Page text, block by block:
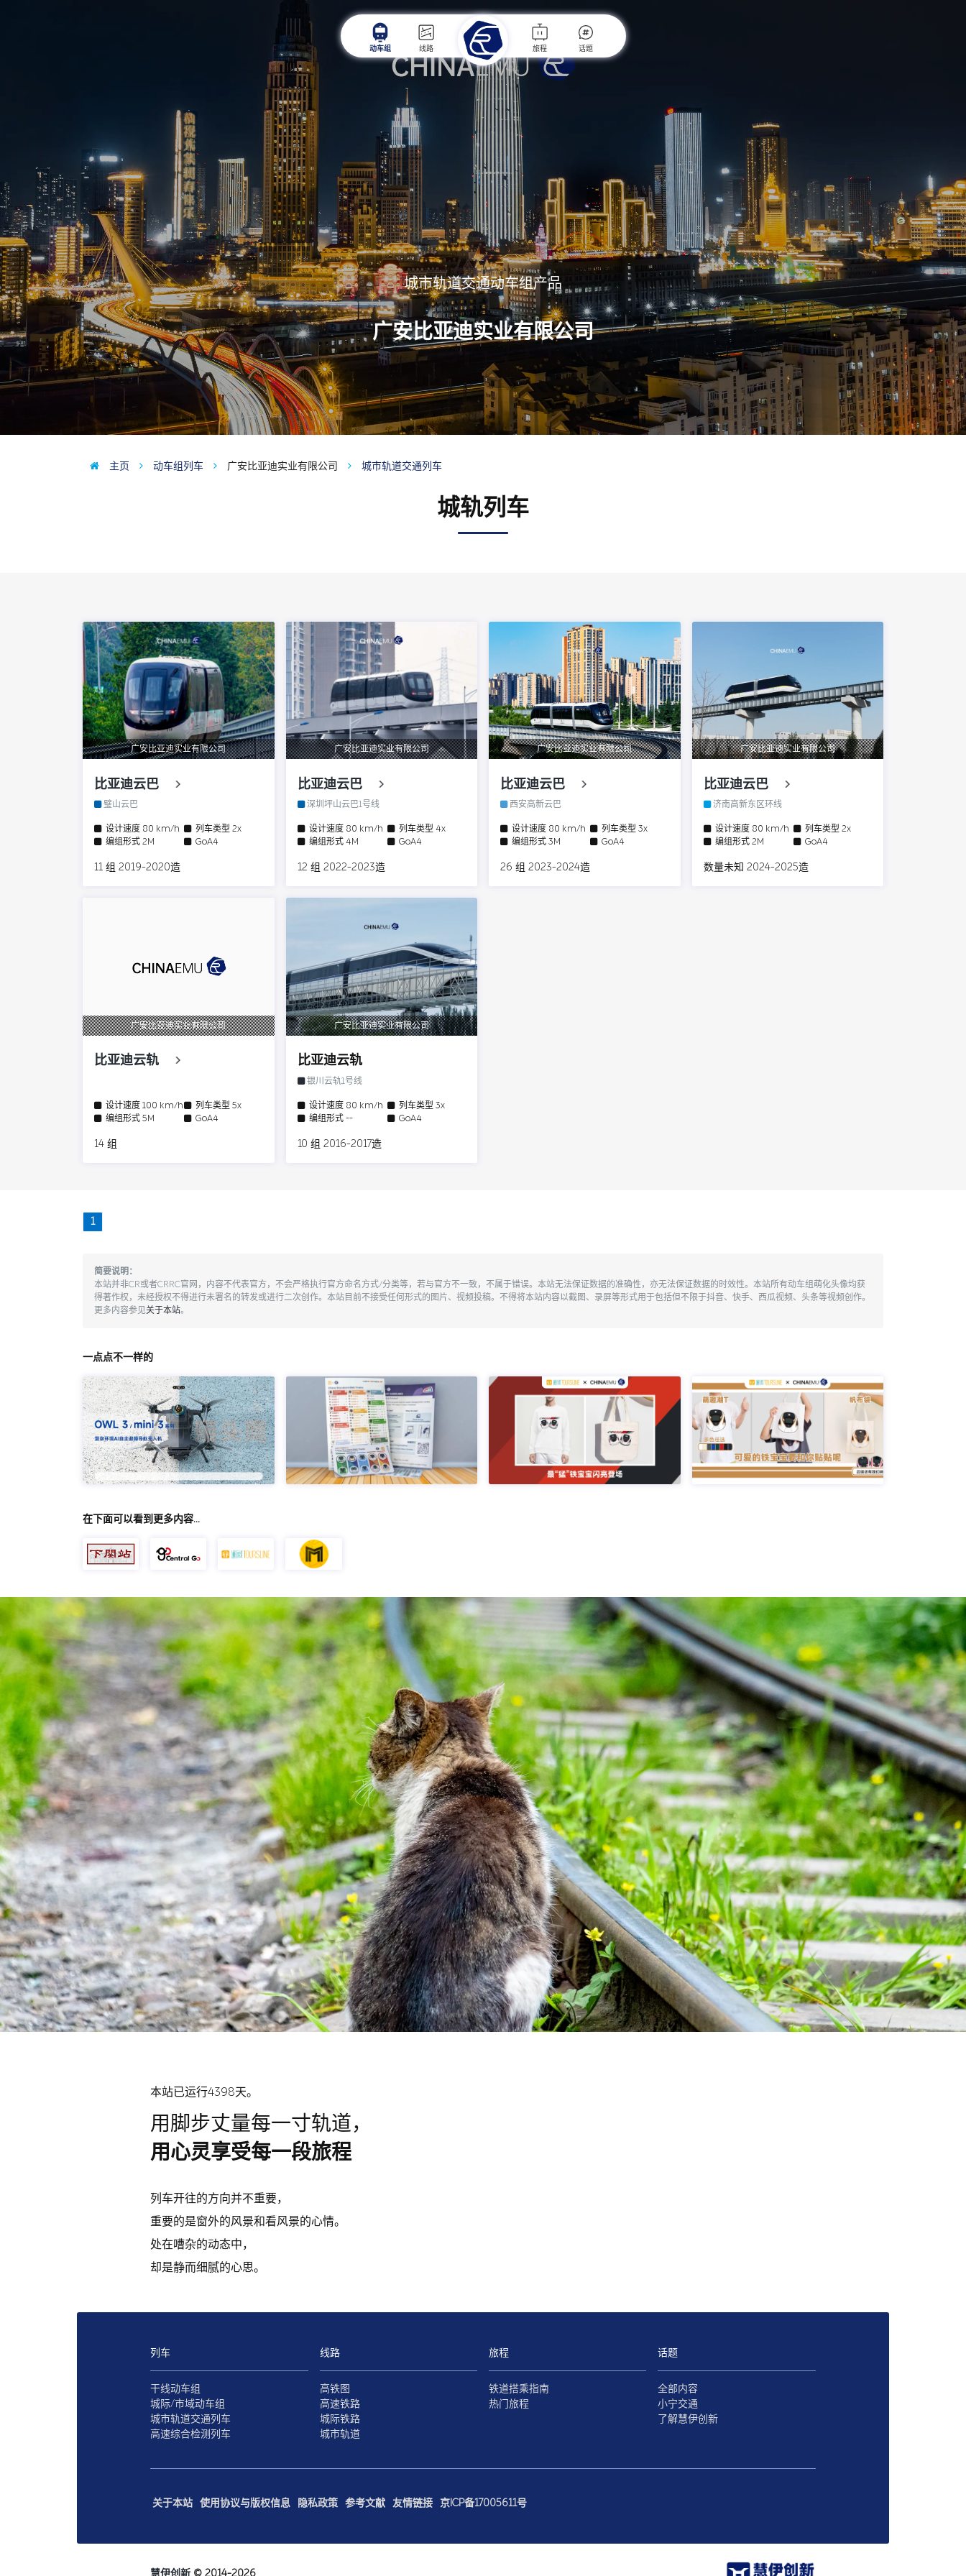
动车组 线路 旅程 话题
城市轨道交通动车组产品
广安比亚迪实业有限公司
主页 动车组列车 广安比亚迪实业有限公司 城市轨道交通列车
城轨列车
广安比亚迪实业有限公司
比亚迪云巴
璧山云巴
设计速度 80 km/h 列车类型 2x
编组形式 2M GoA4
11 组 2019-2020造
广安比亚迪实业有限公司
比亚迪云巴
深圳坪山云巴1号线
设计速度80 km/h 列车类型 4x
编组形式4M GoA4
12 组 2022-2023造
广安比亚迪实业有限公司
比亚迪云巴
西安高新云巴
设计速度 80 km/h 列车类型 3x
编组形式 3M GoA4
26 组 2023-2024造
广安比亚迪实业有限公司
比亚迪云巴
济南高新东区环线
设计速度80 km/h 列车类型 2x
编组形式2M GoA4
数量未知 2024-2025造
广安比亚迪实业有限公司
比亚迪云轨
设计速度 100 km/h 列车类型 5x
编组形式 5M GoA4
14 组
广安比亚迪实业有限公司
比亚迪云轨
银川云轨1号线
设计速度80 km/h 列车类型 3x
编组形式-- GoA4
10 组 2016-2017造
1
简要说明：
本站并非CR或者CRRC官网，内容不代表官方，不会严格执行官方命名方式/分类等，若与官方不一致，不属于错误。本站无法保证数据的准确性，亦无法保证数据的时效性。本站所有动车组萌化头像均获
得著作权，未经授权不得进行未署名的转发或进行二次创作。本站目前不接受任何形式的图片、视频投稿。不得将本站内容以截图、录屏等形式用于包括但不限于抖音、快手、西瓜视频、头条等视频创作。
更多内容参见关于本站。
一点点不一样的
在下面可以看到更多内容…
本站已运行4398天。
用脚步丈量每一寸轨道，
用心灵享受每一段旅程
列车开往的方向并不重要，
重要的是窗外的风景和看风景的心情。
处在嘈杂的动态中，
却是静而细腻的心思。
列车
干线动车组
城际/市域动车组
城市轨道交通列车
高速综合检测列车
线路
高铁图
高速铁路
城际铁路
城市轨道
旅程
铁道搭乘指南
热门旅程
话题
全部内容
小宁交通
了解慧伊创新
关于本站 使用协议与版权信息 隐私政策 参考文献 友情链接 京ICP备17005611号
慧伊创新 © 2014-2026